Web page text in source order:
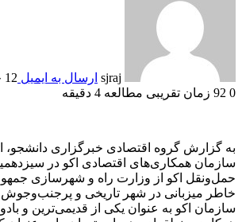
sjraj ارسال به ایمیل 12 خرداد, 1404
0
زمان تقریبی مطالعه 4 دقیقه
به گزارش گروه اقتصادی خبرگزاری دانشجو،
سازمان همکاری‌های اقتصادی اکو در
حمل‌ونقل اکو از وزارت راه و شهرسازی
خاطر میزبانی در شهر تاریخی و
سازمان اکو به عنوان یکی از قدیمی‌ترین و